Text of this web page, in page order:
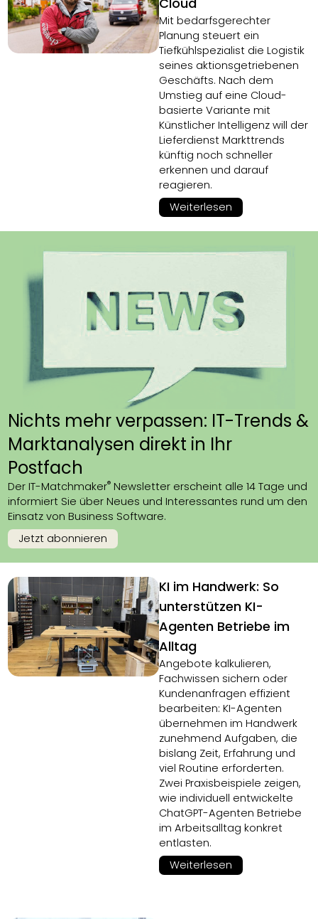
Mit bedarfsgerechter
Planung steuert ein
Tiefkühlspezialist die Logistik
seines aktionsgetriebenen
Geschäfts. Nach dem
Umstieg auf eine Cloud-
basierte Variante mit
Künstlicher Intelligenz will der
Lieferdienst Markttrends
künftig noch schneller
erkennen und darauf
reagieren.
Weiterlesen
Nichts mehr verpassen: IT-Trends &
Marktanalysen direkt in Ihr
Postfach
Der IT-Matchmaker® Newsletter erscheint alle 14 Tage und
informiert Sie über Neues und Interessantes rund um den
Einsatz von Business Software.
Jetzt abonnieren
KI im Handwerk: So
unterstützen KI-
Agenten Betriebe im
Alltag
Angebote kalkulieren,
Fachwissen sichern oder
Kundenanfragen effizient
bearbeiten: KI-Agenten
übernehmen im Handwerk
zunehmend Aufgaben, die
bislang Zeit, Erfahrung und
viel Routine erforderten.
Zwei Praxisbeispiele zeigen,
wie individuell entwickelte
ChatGPT-Agenten Betriebe
im Arbeitsalltag konkret
entlasten.
Weiterlesen